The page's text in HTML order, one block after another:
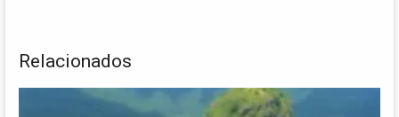
Relacionados